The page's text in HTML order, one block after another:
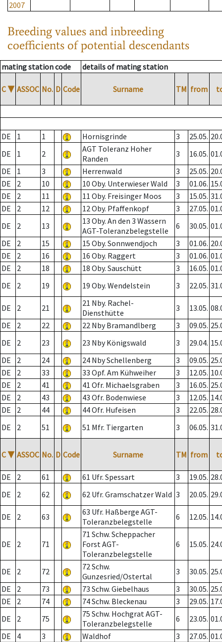
2007
Breeding values and inbreeding
coefficients of potential descendants
mating station code details of mating station
C ▼ ASSOC No. D Code Surname TM from
DE 1 1 Hornisgrinde 3 25.05.
DE
1 2
AGT Toleranz Hoher
Randen
3 16.05.
DE
1 3 Herrenwald 3 25.05.
DE
2 10 10 Oby. Unterwieser Wald 3 01.06.
DE
2 11 11 Oby. Freisinger Moos 3 15.05.
DE
2 12 12 Oby. Pfaffenkopf 3 27.05.
DE
2 13
13 Oby. An den 3 Wassern
AGT-Toleranzbelegstelle
6 30.05.
DE
2 15 15 Oby. Sonnwendjoch 3 01.06.
DE
2 16 16 Oby. Raggert 3 01.06.
DE
2 18 18 Oby. Sauschütt 3 16.05.
DE
2 19 19 Oby. Wendelstein 3 22.05.
DE 2 21
21 Nby. Rachel-
Diensthütte
3 13.05.
DE
2 22 22 Nby Bramandlberg 3 09.05.
DE
2 23 23 Nby Königswald 3 29.04.
DE
2 24 24 Nby Schellenberg 3 09.05.
DE
2 33 33 Opf. Am Kühweiher 3 12.05.
DE
2 41 41 Ofr. Michaelsgraben 3 16.05.
DE
2 43 43 Ofr. Bodenwiese 3 12.05.
DE
2 44 44 Ofr. Hufeisen 3 22.05.
DE
2 51 51 Mfr. Tiergarten 3 06.05.
C ▼ ASSOC No. D Code Surname TM from
DE 2 61 61 Ufr. Spessart 3 19.05.
DE
2 62 62 Ufr. Gramschatzer Wald 3 20.05.
DE 2 63
63 Ufr. Haßberge AGT-
Toleranzbelegstelle
6 12.05.
DE 2 71
71 Schw. Scheppacher
Forst AGT-
Toleranzbelegstelle
6 15.05.
DE 2 72
72 Schw.
Gunzesried/Ostertal
3 30.05.
DE
2 73 73 Schw. Giebelhaus 3 30.05.
DE
2 74 74 Schw. Bleckenau 3 29.05.
DE
2 75
75 Schw. Hochgrat AGT-
Toleranzbelegstelle
6 23.05.
DE
4 3 Waldhof 3 27.05.